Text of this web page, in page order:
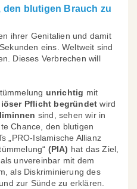
den blutigen Brauch zu
ihrer Genitalien und damit
eins. Weltweit sind
Dieses Verbrechen will
unrichtig mit
Pflicht begründet wird
sind, sehen wir in
Chance, den blutigen
„PRO-Islamische Allianz
(PIA) hat das Ziel,
unvereinbar mit dem
als Diskriminierung des
zur Sünde zu erklären.